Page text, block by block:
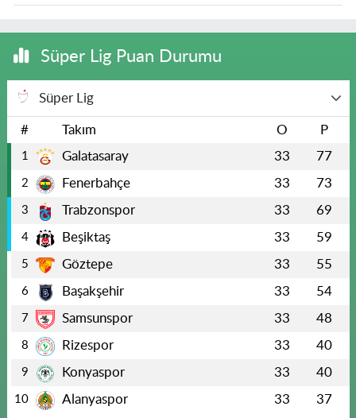
Süper Lig Puan Durumu
Süper Lig
# Takım O P
1 Galatasaray 33 77
2 Fenerbahçe 33 73
3 Trabzonspor 33 69
4 Beşiktaş 33 59
5 Göztepe 33 55
6 Başakşehir 33 54
7 Samsunspor 33 48
8 Rizespor 33 40
9 Konyaspor 33 40
10 Alanyaspor 33 37